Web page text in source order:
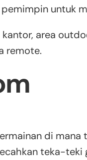
untuk
area
remote.
di
teka-teki